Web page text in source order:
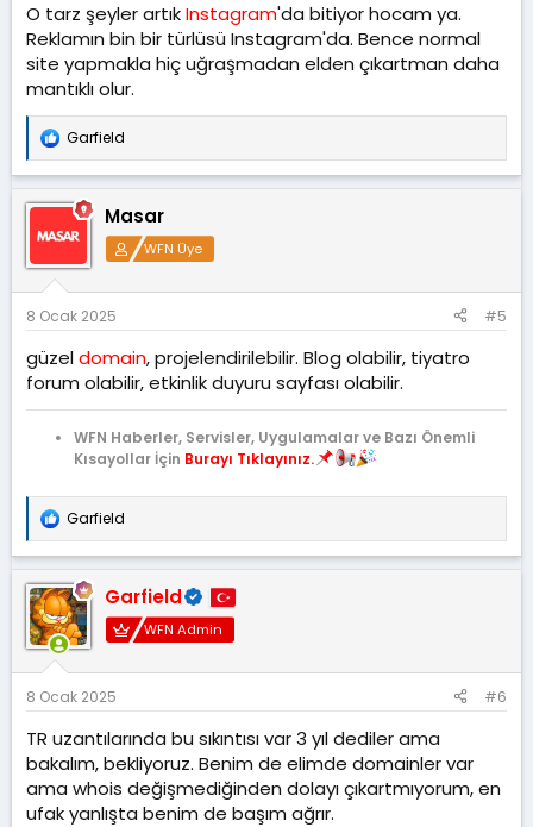
O tarz şeyler artıkInstagram'da bitiyor hocam ya.
Reklamın bin bir türlüsü Instagram'da. Bence normal
site yapmakla hiç uğraşmadan elden çıkartman daha
mantıklı olur.
T
e
p
k
l
e
:
Garfield
Masar
WFN Üye
8 Ocak 2025 #5
güzeldomain, projelendirilebilir. Blog olabilir, tiyatro
forum olabilir, etkinlik duyuru sayfası olabilir.
WFN Haberler, Servisler, Uygulamalar ve Bazı Önemli
Kısayollar İçin Burayı Tıklayınız.
T
e
p
k
i
l
e
:
Garfield
Garfield
WFN Admin
8 Ocak 2025 #6
TR uzantılarında bu sıkıntısı var 3 yıl dediler ama
bakalım, bekliyoruz. Benim de elimde domainler var
ama whois değişmediğinden dolayı çıkartmıyorum, en
ufak yanlışta benim de başım ağrır.